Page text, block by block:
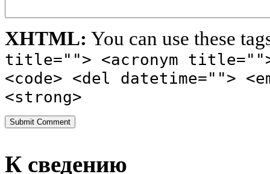
XHTML: You can use these
title=""> <acronym
<code> <del datetime="">
<strong>
К сведению